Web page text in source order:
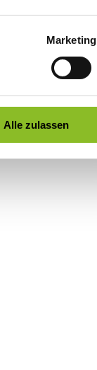
Marketing
Alle zulassen